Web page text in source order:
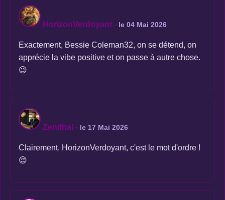
HorizonVerdoyant - le 04 Mai 2026
Exactement, Bessie Coleman32, on se détend, on
apprécie la vibe positive et on passe à autre chose.
😉
Zenithal - le 17 Mai 2026
Clairement, HorizonVerdoyant, c'est le mot d'ordre !
😌